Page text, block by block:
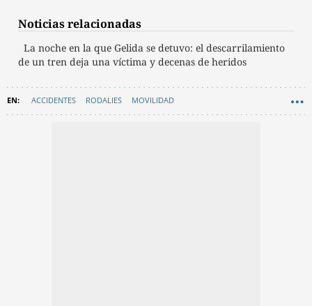
Noticias relacionadas
La noche en la que Gelida se detuvo: el descarrilamiento
de un tren deja una víctima y decenas de heridos
ACCIDENTES RODALIES MOVILIDAD